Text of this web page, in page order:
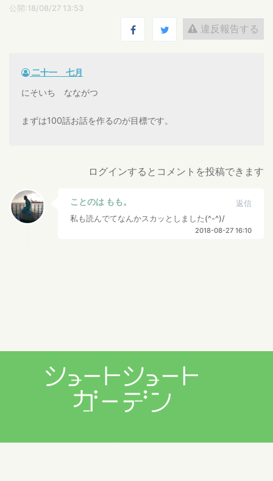
公開:18/08/27 13:53
違反報告する
二十一 七月
にそいち なながつ
まずは100話お話を作るのが目標です。
ログインするとコメントを投稿できます
ことのは もも。
返信
私も読んでてなんかスカッとしました(^-^)/
2018-08-27 16:10
プライバシーポリシー 利用規約 お問い合わせ